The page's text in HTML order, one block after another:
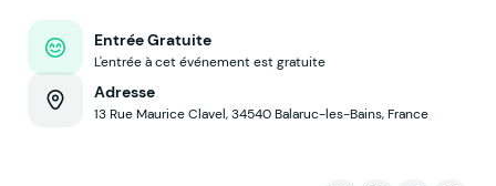
Entrée Gratuite
L'entrée à cet événement est gratuite
Adresse
13 Rue Maurice Clavel, 34540 Balaruc-les-Bains, France